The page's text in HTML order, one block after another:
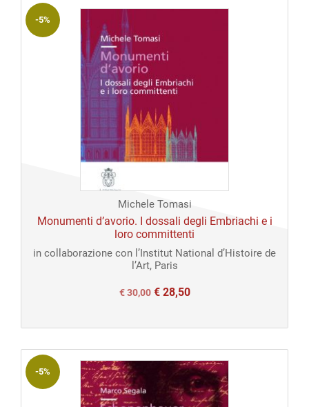
-5%
Michele Tomasi
Monumenti d’avorio. I dossali degli Embriachi e i
loro committenti
in collaborazione con l’Institut National d’Histoire de
l’Art, Paris
Il
€ 30,00.
€30,00Il
€ 30,00.
€28,50
-5%